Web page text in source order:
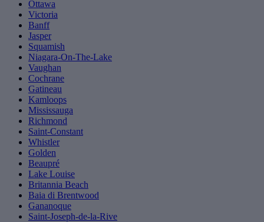
Ottawa
Victoria
Banff
Jasper
Squamish
Niagara-On-The-Lake
Vaughan
Cochrane
Gatineau
Kamloops
Mississauga
Richmond
Saint-Constant
Whistler
Golden
Beaupré
Lake Louise
Britannia Beach
Baia di Brentwood
Gananoque
Saint-Joseph-de-la-Rive